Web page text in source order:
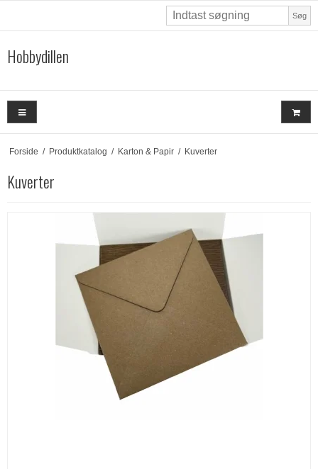
Søg
Hobbydillen
Forside / Produktkatalog / Karton & Papir / Kuverter
Kuverter